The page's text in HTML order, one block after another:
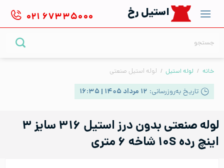
content
استیل رخ ۰۲۱ ۶۷۳۳۵۰۰۰
خانه / لوله استیل / لوله استیل صنعتی
تاریخ به‌روزرسانی: ۱۲ مرداد ۱۴۰۵ | ۱۶:۳۵
لوله صنعتی بدون درز استیل ۳۱۶ سایز ۳
اینچ رده ۱۰S شاخه ۶ متری